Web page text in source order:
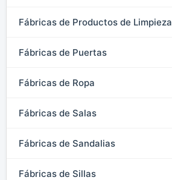
Fábricas de Productos de Limpieza
Fábricas de Puertas
Fábricas de Ropa
Fábricas de Salas
Fábricas de Sandalias
Fábricas de Sillas